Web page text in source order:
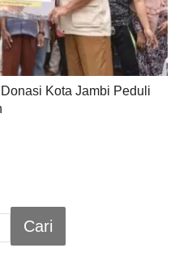
Kota Jambi Peduli
Cari